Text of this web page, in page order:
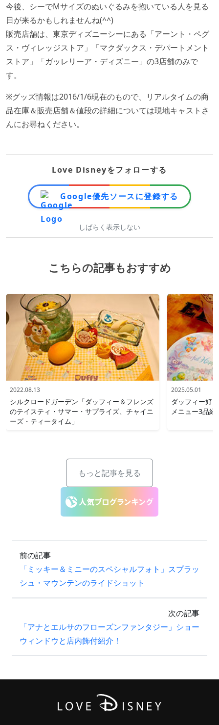
今後、シーでMサイズのぬいぐるみを抱いている人を見る
日が来るかもしれませんね(^^)
販売店舗は、東京ディズニーシーにある「アーント・ペグ
ス・ヴィレッジストア」「マクダックス・デパートメント
ストア」「ガッレリーア・ディズニー」の3店舗のみで
す。
※グッズ情報は2016/1/6現在のもので、リアルタイムの商
品在庫＆販売店舗＆値段の詳細については現地キャストさ
んにお尋ねください。
Love Disneyをフォローする
Google優先ソースに登録する
しばらく表示しない
こちらの記事もおすすめ
2022.08.13
シルクロードガーデン「ダッフィー＆フレンズ
のテイスティ・サマー・サプライズ、チャイニ
ーズ・ティータイム」
2025.05.01
ダッフィー好
メニュー3品紹
もっと記事を見る
前の記事
「ミッキー＆ミニーのスペシャルフォト」スプラッ
シュ・マウンテンのライドショット
次の記事
「アナとエルサのフローズンファンタジー」ショー
ウィンドウと店内飾付紹介！